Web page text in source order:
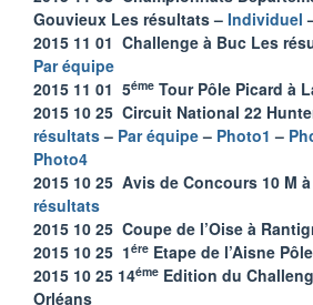
Gouvieux Les résultats – Individuel
2015 11 01 Challenge à Buc Les
Par équipe
2015 11 01 5éme Tour Pôle Picard à
2015 10 25 Circuit National 22
résultats– Par équipe– Photo1 –
Photo4
2015 10 25 Avis de Concours 10 M
résultats
2015 10 25 Coupe de l’Oise à
2015 10 25 1ére Etape de l’Aisne
2015 10 25 14éme Edition du
Orléans